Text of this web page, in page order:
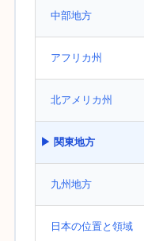
中部地方
アフリカ州
北アメリカ州
▶ 関東地方
九州地方
日本の位置と領域